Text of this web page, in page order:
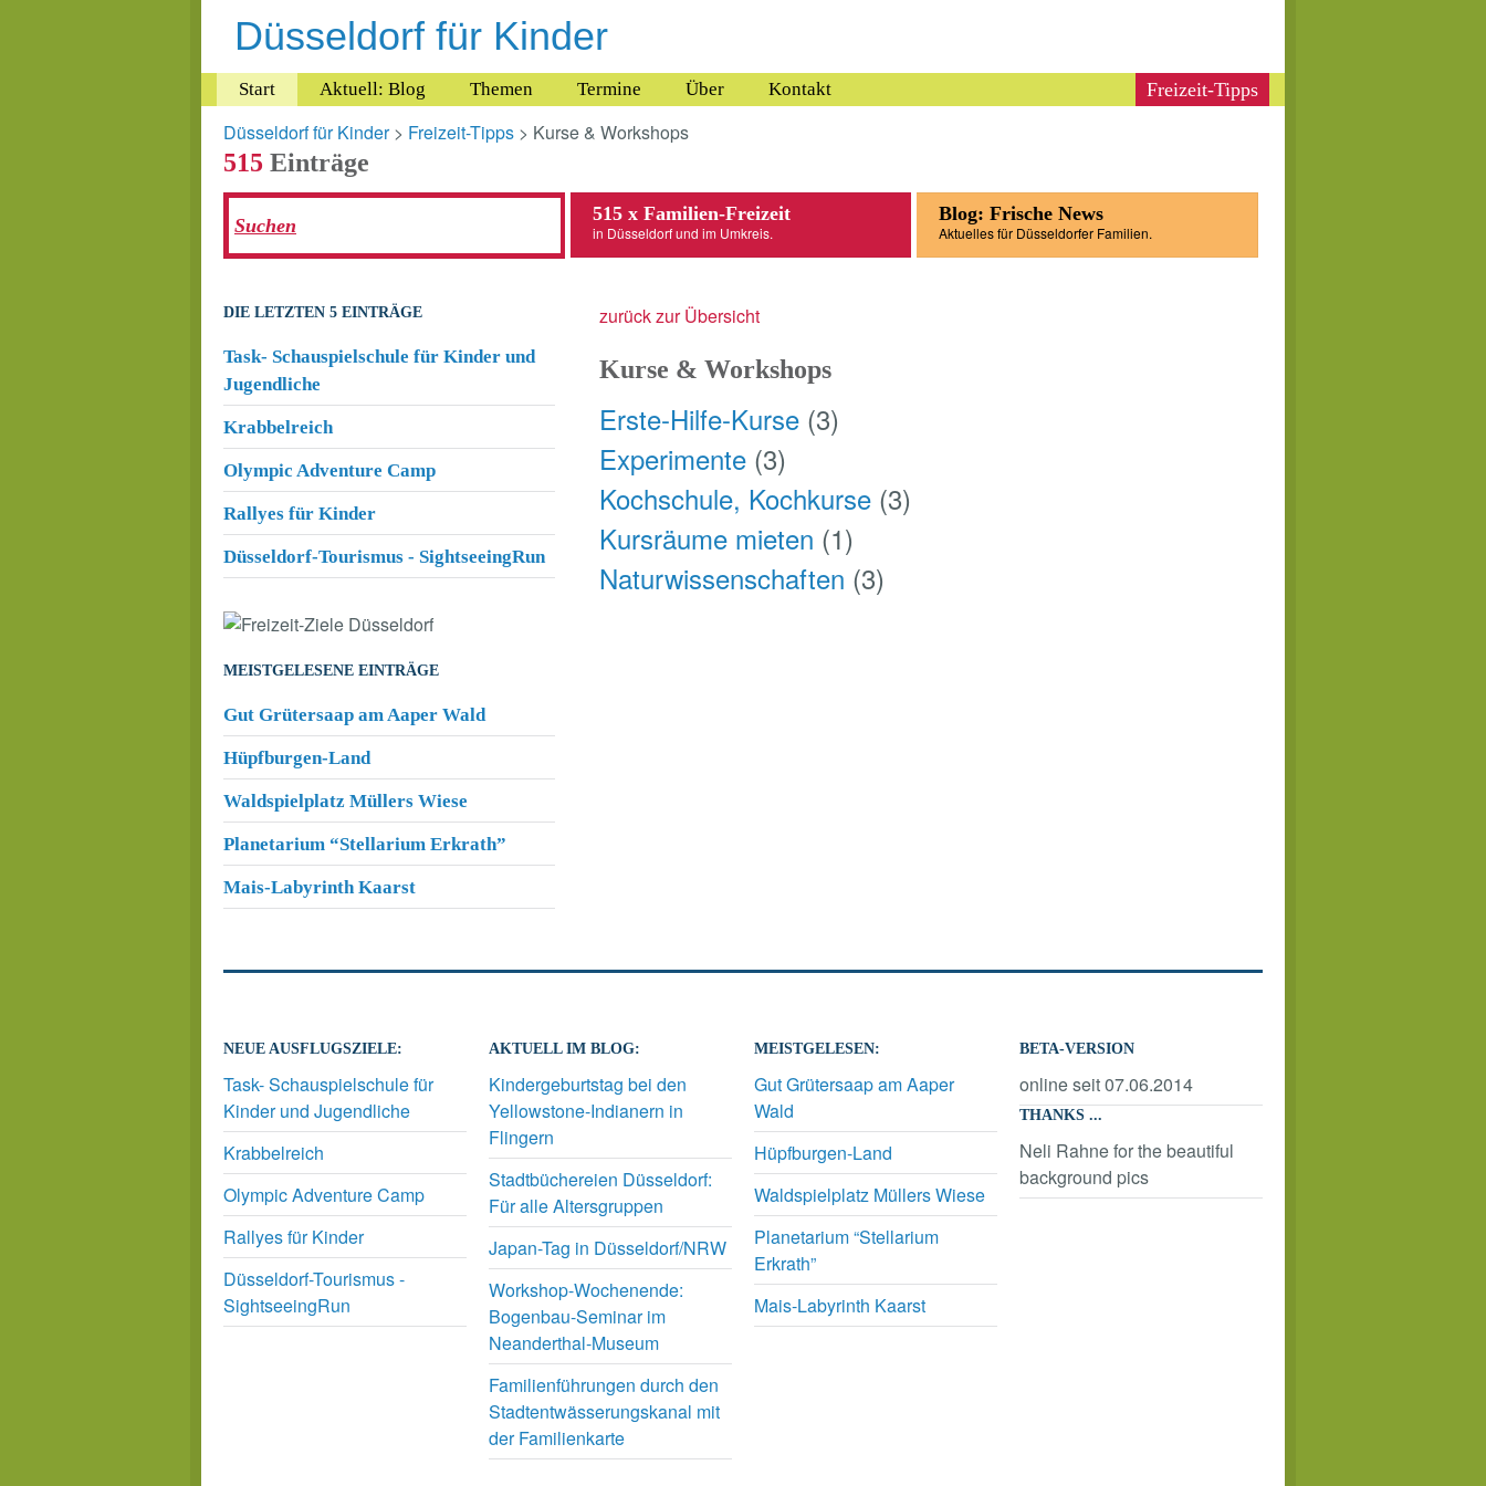
Düsseldorf für Kinder
Start Aktuell: Blog Themen Termine Über Kontakt Freizeit-Tipps
Düsseldorf für Kinder> Freizeit-Tipps > Kurse & Workshops
515 Einträge
515 x Familien-Freizeit
in Düsseldorf und im Umkreis.
Blog: Frische News
Aktuelles für Düsseldorfer Familien.
zurück zur Übersicht
Kurse & Workshops
Erste-Hilfe-Kurse (3)
Experimente (3)
Kochschule, Kochkurse (3)
Kursräume mieten (1)
Naturwissenschaften (3)
DIE LETZTEN 5 EINTRÄGE
Task- Schauspielschule für Kinder und
Jugendliche
Krabbelreich
Olympic Adventure Camp
Rallyes für Kinder
Düsseldorf-Tourismus - SightseeingRun
MEISTGELESENE EINTRÄGE
Gut Grütersaap am Aaper Wald
Hüpfburgen-Land
Waldspielplatz Müllers Wiese
Planetarium “Stellarium Erkrath”
Mais-Labyrinth Kaarst
NEUE AUSFLUGSZIELE:
Task- Schauspielschule für
Kinder und Jugendliche
Krabbelreich
Olympic Adventure Camp
Rallyes für Kinder
Düsseldorf-Tourismus -
SightseeingRun
AKTUELL IM BLOG:
Kindergeburtstag bei den
Yellowstone-Indianern in
Flingern
Stadtbüchereien Düsseldorf:
Für alle Altersgruppen
Japan-Tag in Düsseldorf/NRW
Workshop-Wochenende:
Bogenbau-Seminar im
Neanderthal-Museum
Familienführungen durch den
Stadtentwässerungskanal mit
der Familienkarte
MEISTGELESEN:
Gut Grütersaap am Aaper
Wald
Hüpfburgen-Land
Waldspielplatz Müllers Wiese
Planetarium “Stellarium
Erkrath”
Mais-Labyrinth Kaarst
BETA-VERSION
online seit 07.06.2014
THANKS ...
Neli Rahne for the beautiful
background pics